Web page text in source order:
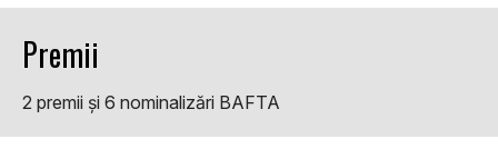
Premii
2 premii şi 6 nominalizări BAFTA